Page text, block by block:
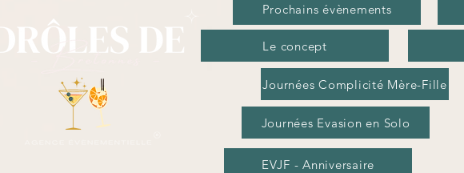
Le concept
Prochains évènements
EVJF - Anniversaire
Journées Evasion en Solo
Journées Complicité Mère-Fille